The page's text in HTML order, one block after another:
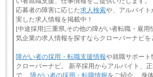
応募者の障害に応じた求人検索や、アルバイ
実した求人情報を掲載中！
[中途採用]三重県,その他の障がい者転職・雇用
気企業の求人情報を探すならクローバーナビを
障がい者の採用・転職支援情報や就職サポート
クローバーナビ。 新卒採用からアルバイト、
で、 障がい者の採用・転職情報をご紹介。 身